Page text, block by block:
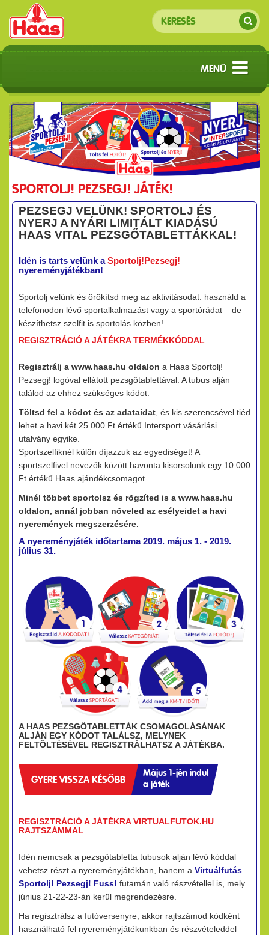
MENÜ
SPORTOLJ! PEZSEGJ! JÁTÉK!
PEZSEGJ VELÜNK! SPORTOLJ ÉS
NYERJ A NYÁRI LIMITÁLT KIADÁSÚ
HAAS VITAL PEZSGŐTABLETTÁKKAL!
Idén is tarts velünk aSportolj!Pezsegj!
nyereményjátékban!
Sportolj velünk és örökítsd meg az aktivitásodat: használd a
telefonodon lévő sportalkalmazást vagy a sportórádat – de
készíthetsz szelfit is sportolás közben!
REGISZTRÁCIÓ A JÁTÉKRA TERMÉKKÓDDAL
Regisztrálj a www.haas.hu oldalon a Haas Sportolj!
Pezsegj! logóval ellátott pezsgőtablettával. A tubus alján
találod az ehhez szükséges kódot.
Töltsd fel a kódot és az adataidat , és kis szerencsével tiéd
lehet a havi két 25.000 Ft értékű Intersport vásárlási
utalvány egyike.
Sportszelfiknél külön díjazzuk az egyediséget! A
sportszelfivel nevezők között havonta kisorsolunk egy 10.000
Ft értékű Haas ajándékcsomagot.
Minél többet sportolsz és rögzíted is a www.haas.hu
oldalon, annál jobban növeled az esélyeidet a havi
nyeremények megszerzésére.
A nyereményjáték időtartama 2019. május 1. - 2019.
július 31.
A HAAS PEZSGŐTABLETTÁK CSOMAGOLÁSÁNAK
ALJÁN EGY KÓDOT TALÁLSZ, MELYNEK
FELTÖLTÉSÉVEL REGISZTRÁLHATSZ A JÁTÉKBA.
GYERE VISSZA KÉSŐBB
Május 1-jén indul
a játék
REGISZTRÁCIÓ A JÁTÉKRA VIRTUALFUTOK.HU
RAJTSZÁMMAL
Idén nemcsak a pezsgőtabletta tubusok alján lévő kóddal
vehetsz részt a nyereményjátékban, hanem a Virtuálfutás
Sportolj! Pezsegj! Fuss! futamán való részvétellel is, mely
június 21-22-23-án kerül megrendezésre.
Ha regisztrálsz a futóversenyre, akkor rajtszámod kódként
használható fel nyereményjátékunkban és részvételeddel